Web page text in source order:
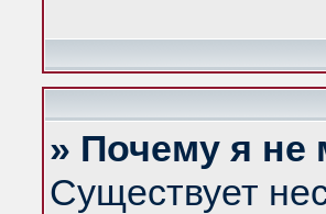
» Почему я не
Существует